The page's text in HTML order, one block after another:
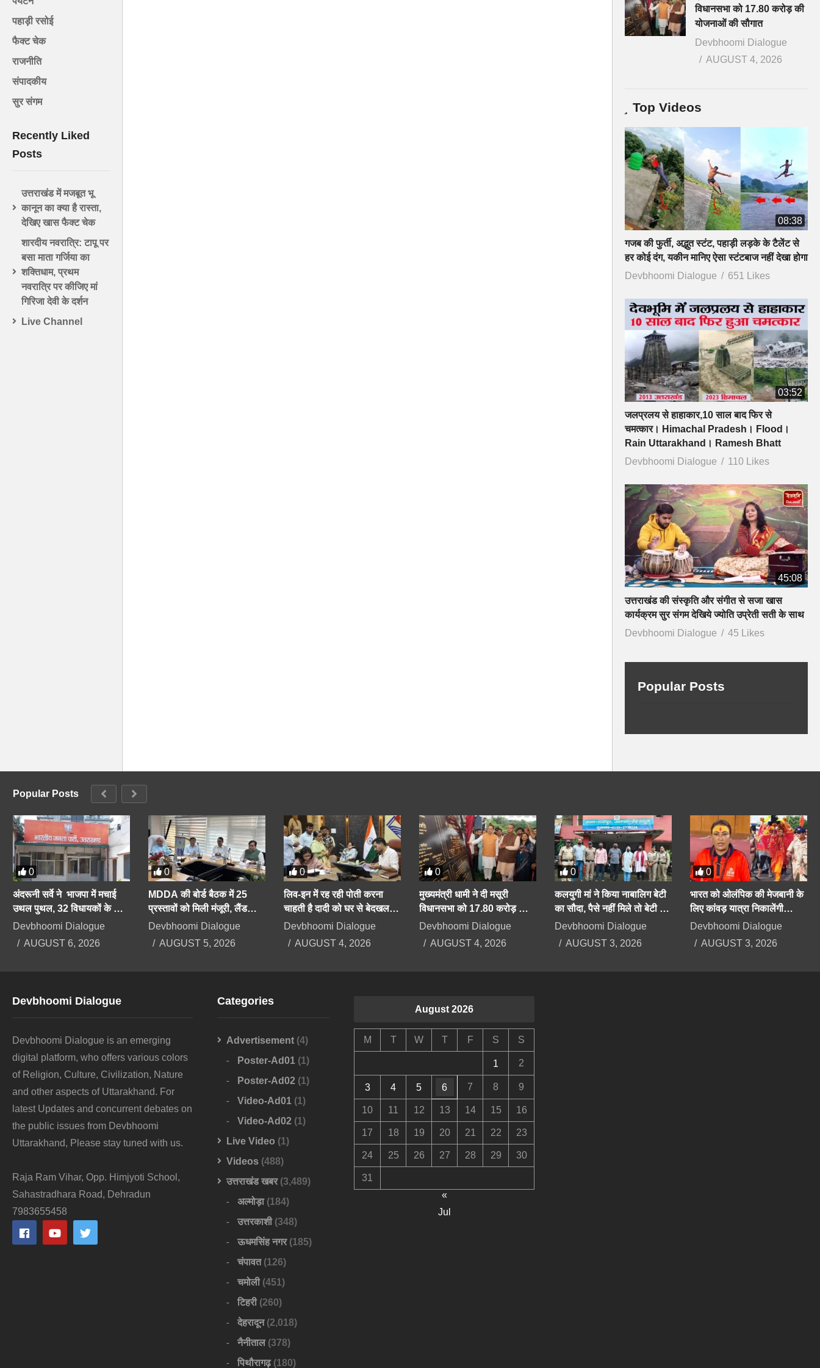
पहाड़ी रसोई
फैक्ट चेक
राजनीति
संपादकीय
सुर संगम
Recently Liked
Posts
उत्तराखंड में मजबूत भू
कानून का क्या है रास्ता,
देखिए खास फैक्ट चेक
शारदीय नवरात्रि: टापू पर
बसा माता गर्जिया का
शक्तिधाम, प्रथम
नवरात्रि पर कीजिए मां
गिरिजा देवी के दर्शन
Live Channel
विधानसभा को 17.80 करोड़ की
योजनाओं की सौगात
Devbhoomi Dialogue
AUGUST 4, 2026
Top Videos
08:38
गजब की फुर्ती, अद्भुत स्टंट, पहाड़ी लड़के के टैलेंट से
हर कोई दंग, यकीन मानिए ऐसा स्टंटबाज नहीं देखा होगा
Devbhoomi Dialogue
651 Likes
03:52
जलप्रलय से हाहाकार,10 साल बाद फिर से
चमत्कार। Himachal Pradesh। Flood।
Rain Uttarakhand। Ramesh Bhatt
Devbhoomi Dialogue
110 Likes
45:08
उत्तराखंड की संस्कृति और संगीत से सजा खास
कार्यक्रम सुर संगम देखिये ज्योति उप्रेती सती के साथ
Devbhoomi Dialogue
45 Likes
Popular Posts
Popular Posts
0
अंदरूनी सर्वे ने भाजपा में मचाई
उथल पुथल, 32 विधायकों के कट
सकते हैं टिकट, सीएम को भी सेफ
Devbhoomi Dialogue
AUGUST 6, 2026
0
MDDA की बोर्ड बैठक में 25
प्रस्तावों को मिली मंजूरी, लैंड
पूलिंग, पर्यटन, औद्योगिक भवनों पर
Devbhoomi Dialogue
AUGUST 5, 2026
0
लिव-इन में रह रही पोती करना
चाहती है दादी को घर से बेदखल,
बिगड़ैल पोती पर महिला सेल करेगी
Devbhoomi Dialogue
AUGUST 4, 2026
0
मुख्यमंत्री धामी ने दी मसूरी
विधानसभा को 17.80 करोड़ की
योजनाओं की सौगात
Devbhoomi Dialogue
AUGUST 4, 2026
0
कलयुगी मां ने किया नाबालिग बेटी
का सौदा, पैसे नहीं मिले तो बेटी के
अपहरण का झूठा मुकदमा दर्ज
Devbhoomi Dialogue
AUGUST 3, 2026
0
भारत को ओलंपिक की मेजबानी के
लिए कांवड़ यात्रा निकालेंगी
उत्तराखंड की मंत्री रेखा आर्या
Devbhoomi Dialogue
AUGUST 3, 2026
Devbhoomi Dialogue
Devbhoomi Dialogue is an emerging
digital platform, who offers various colors
of Religion, Culture, Civilization, Nature
and other aspects of Uttarakhand. For
latest Updates and concurrent debates on
the public issues from Devbhoomi
Uttarakhand, Please stay tuned with us.
Raja Ram Vihar, Opp. Himjyoti School,
Sahastradhara Road, Dehradun
7983655458
Categories
Advertisement (4)
Poster-Ad01 (1)
Poster-Ad02 (1)
Video-Ad01 (1)
Video-Ad02 (1)
Live Video (1)
Videos (488)
उत्तराखंड खबर(3,489)
अल्मोड़ा(184)
उत्तरकाशी(348)
ऊधमसिंह नगर(185)
चंपावत(126)
चमोली(451)
टिहरी(260)
देहरादून(2,018)
नैनीताल(378)
पिथौरागढ़(180)
August 2026
M T W T F S S
1 2
3 4 5 6 7 8 9
10 11 12 13 14 15 16
17 18 19 20 21 22 23
24 25 26 27 28 29 30
31
«
Jul